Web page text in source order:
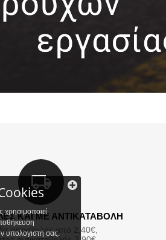
ΚΑΙ ΜΕ ΑΝΤΙΚΑΤΑΒΟΛΗ
αποστολής από 2,40€,
χρησιμοποιεί
υπολογιστή σας.